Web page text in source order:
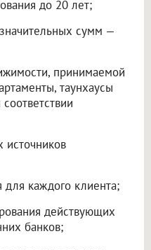
до 20 лет;
сумм —
принимаемой
таунхаусы
источников
каждого клиента;
действующих
банков;